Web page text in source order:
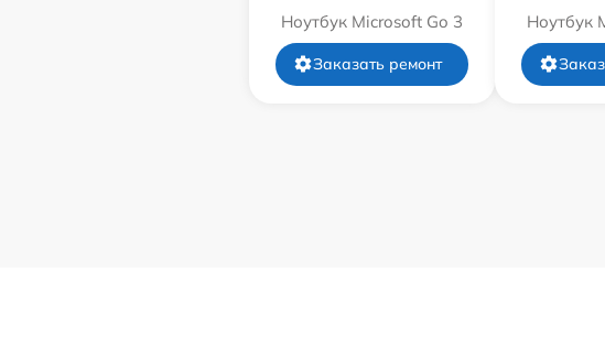
Ноутбук Microsoft Go 3
Заказать ремонт
Ноутбук